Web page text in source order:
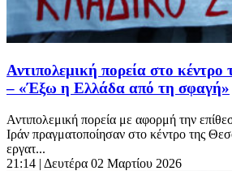
Αντιπολεμική πορεία στο κέντρο
– «Έξω η Ελλάδα από τη σφαγή»
Αντιπολεμική πορεία με αφορμή την
Ιράν πραγματοποίησαν στο κέντρο της
εργατ...
21:14 | Δευτέρα 02 Μαρτίου 2026